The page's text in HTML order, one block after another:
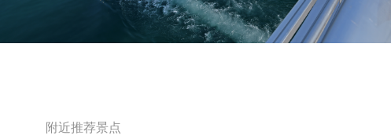
附近推荐景点